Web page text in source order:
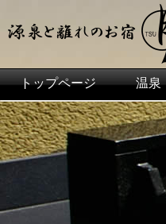
トップページ 温泉